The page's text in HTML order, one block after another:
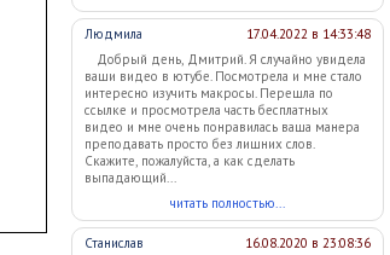
Людмила
17.04.2022 в 14:33:48
Добрый день, Дмитрий. Я случайно увидела
ваши видео в ютубе. Посмотрела и мне стало
интересно изучить макросы. Перешла по
ссылке и просмотрела часть бесплатных
видео и мне очень понравилась ваша манера
преподавать просто без лишних слов.
Скажите, пожалуйста, а как сделать
выпадающий...
читать полностью...
Станислав
16.08.2020 в 23:08:36